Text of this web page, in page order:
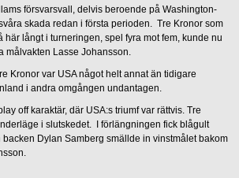
försvarsvall, delvis beroende på Washington-
skada redan i första perioden. Tre Kronor som
här långt i turneringen, spel fyra mot fem, kunde nu
målvakten Lasse Johansson.
Kronor var USA något helt annat än tidigare
i andra omgången undantagen.
off karaktär, där USA:s triumf var rättvis. Tre
i slutskedet. I förlängningen fick blågult
Dylan Samberg smällde in vinstmålet bakom